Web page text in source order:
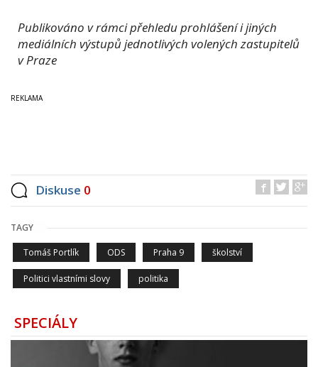
Publikováno v rámci přehledu prohlášení i jiných
mediálních výstupů jednotlivých volených zastupitelů
v Praze
Diskuse 0
TAGY
Tomáš Portlík ODS Praha 9 školství
Politici vlastními slovy politika
SPECIÁLY